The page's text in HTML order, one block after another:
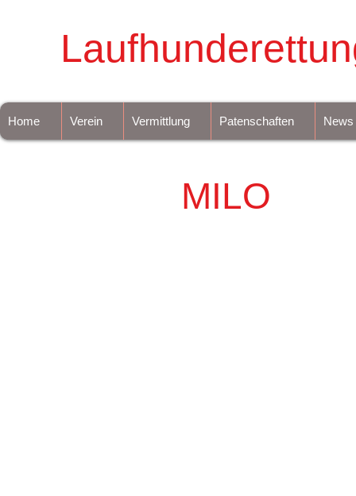
Home Verein Vermittlung Patenschaften News
MILO